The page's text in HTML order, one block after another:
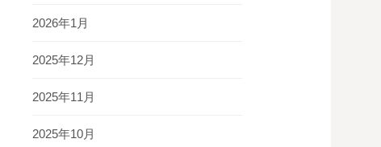
2026年1月
2025年12月
2025年11月
2025年10月